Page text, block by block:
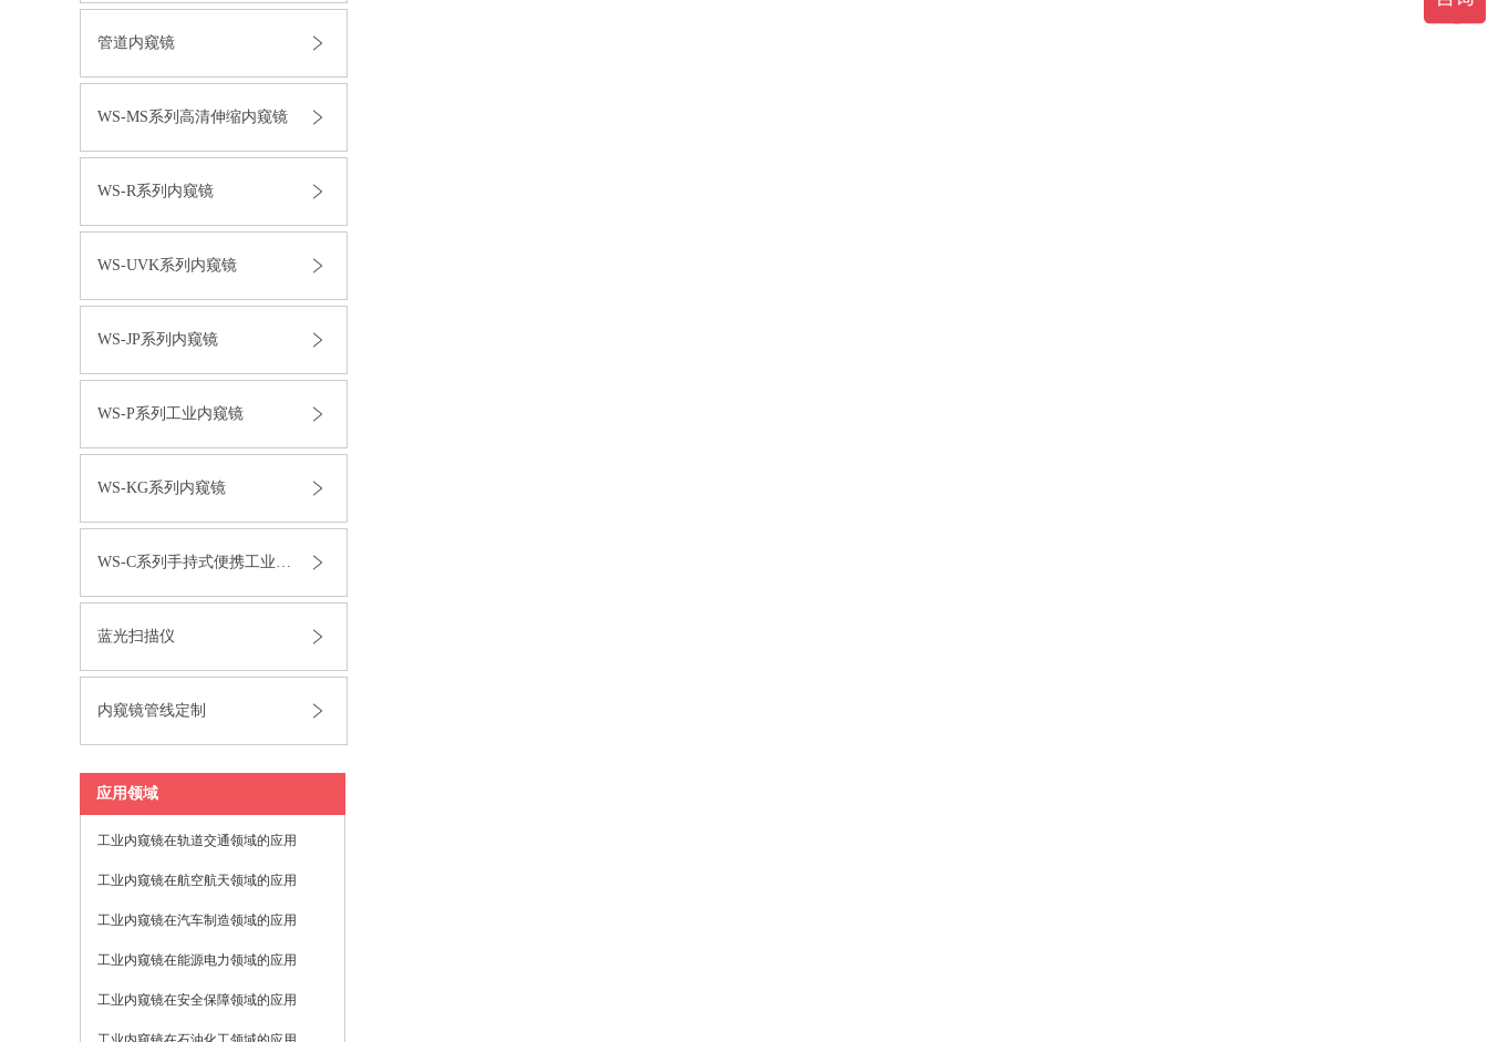
管道内窥镜
WS-MS系列高清伸缩内窥镜
WS-R系列内窥镜
WS-UVK系列内窥镜
WS-JP系列内窥镜
WS-P系列工业内窥镜
WS-KG系列内窥镜
WS-C系列手持式便携工业内窥镜
蓝光扫描仪
内窥镜管线定制
应用领域
工业内窥镜在轨道交通领域的应用
工业内窥镜在航空航天领域的应用
工业内窥镜在汽车制造领域的应用
工业内窥镜在能源电力领域的应用
工业内窥镜在安全保障领域的应用